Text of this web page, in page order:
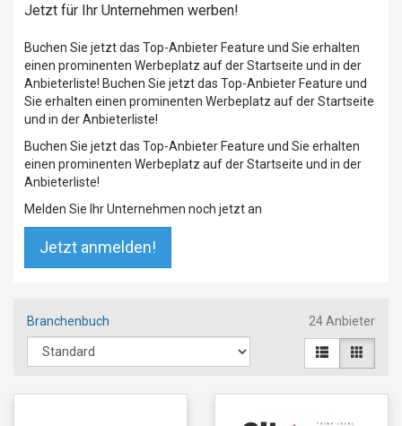
Jetzt für Ihr Unternehmen werben!
Buchen Sie jetzt das Top-Anbieter Feature und Sie erhalten
einen prominenten Werbeplatz auf der Startseite und in der
Anbieterliste! Buchen Sie jetzt das Top-Anbieter Feature und
Sie erhalten einen prominenten Werbeplatz auf der Startseite
und in der Anbieterliste!
Buchen Sie jetzt das Top-Anbieter Feature und Sie erhalten
einen prominenten Werbeplatz auf der Startseite und in der
Anbieterliste!
Melden Sie Ihr Unternehmen noch jetzt an
Jetzt anmelden!
Branchenbuch 24 Anbieter